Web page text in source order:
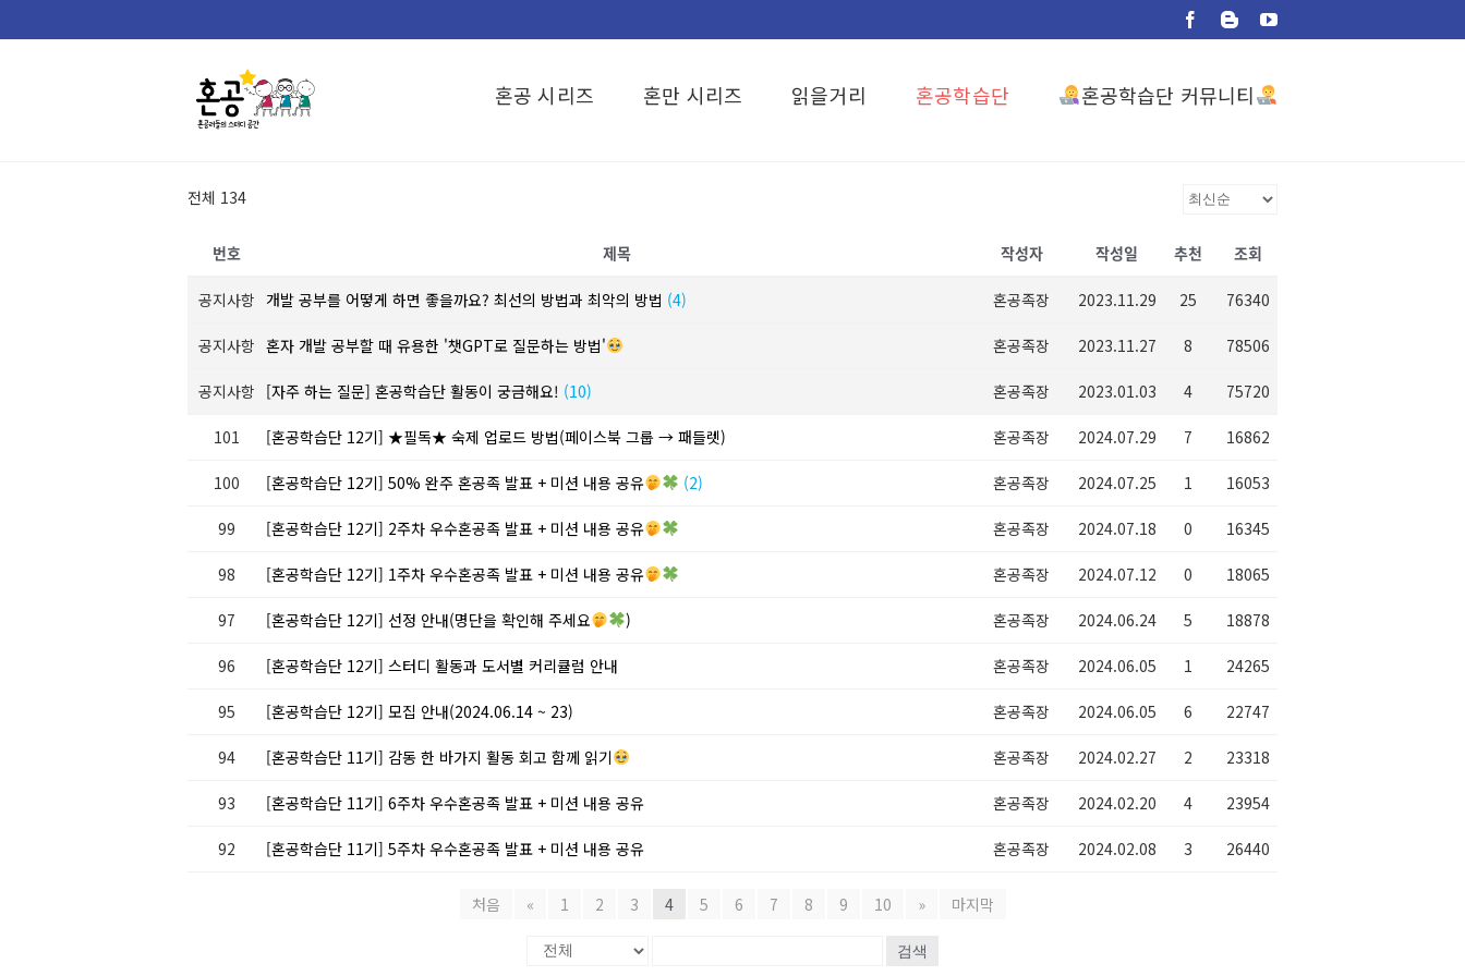
to
Facebook
BloggerYouTube
혼공 시리즈 혼만 시리즈 읽을거리 혼공학습단 혼공학습단 커뮤니티
전체 134
번호 제목 작성자 작성일 추천 조회
공지사항 개발 공부를 어떻게 하면 좋을까요? 최선의 방법과 최악의 방법 (4) 혼공족장 2023.11.29 25 76340
공지사항 혼자 개발 공부할 때 유용한 '챗GPT로 질문하는 방법' 혼공족장 2023.11.27 8 78506
공지사항 [자주 하는 질문] 혼공학습단 활동이 궁금해요! (10) 혼공족장 2023.01.03 4 75720
101 [혼공학습단 12기] ★필독★ 숙제 업로드 방법(페이스북 그룹 → 패들렛) 혼공족장 2024.07.29 7 16862
100 [혼공학습단 12기] 50% 완주 혼공족 발표 + 미션 내용 공유 (2) 혼공족장 2024.07.25 1 16053
99 [혼공학습단 12기] 2주차 우수혼공족 발표 + 미션 내용 공유 혼공족장 2024.07.18 0 16345
98 [혼공학습단 12기] 1주차 우수혼공족 발표 + 미션 내용 공유 혼공족장 2024.07.12 0 18065
97 [혼공학습단 12기] 선정 안내(명단을 확인해 주세요 ) 혼공족장 2024.06.24 5 18878
96 [혼공학습단 12기] 스터디 활동과 도서별 커리큘럼 안내 혼공족장 2024.06.05 1 24265
95 [혼공학습단 12기] 모집 안내(2024.06.14 ~ 23) 혼공족장 2024.06.05 6 22747
94 [혼공학습단 11기] 감동 한 바가지 활동 회고 함께 읽기 혼공족장 2024.02.27 2 23318
93 [혼공학습단 11기] 6주차 우수혼공족 발표 + 미션 내용 공유 혼공족장 2024.02.20 4 23954
92 [혼공학습단 11기] 5주차 우수혼공족 발표 + 미션 내용 공유 혼공족장 2024.02.08 3 26440
처음 « 1 2 3 4 5 6 7 8 9 10 » 마지막
검색